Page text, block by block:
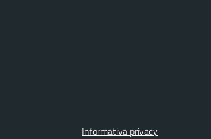
Informativa privacy